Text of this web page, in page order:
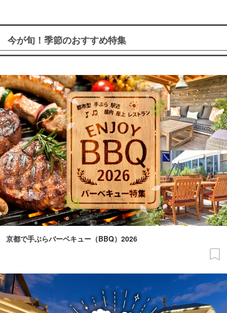
今が旬！季節のおすすめ特集
京都で手ぶらバーベキュー（BBQ）2026